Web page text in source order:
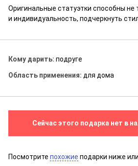
Оригинальные статуэтки способны не
и индивидуальность, подчеркнуть
Кому дарить:подруге
Область применения:для дома
Сейчас этого подарка нет в
Посмотритепохожие подарки ниже